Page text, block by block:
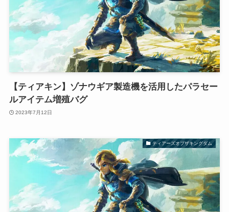
【ティアキン】ゾナウギア製造機を活用したパラセー
ルアイテム増殖バグ
2023年7月12日
ティアーズオブザキングダム